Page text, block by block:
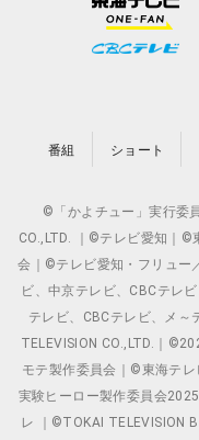
番組 ショート
©「かよチュー」実行委
CO.,LTD. ｜©テレビ愛知｜
会｜©テレビ愛知・フリュー
ビ、中京テレビ、CBCテレ
テレビ、CBCテレビ、メ
TELEVISION CO.,LTD.｜
モテ製作委員会｜©東海テ
実験ヒーロー製作委員会
レ ｜©TOKAI TELEVISION